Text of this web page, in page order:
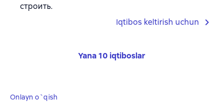
строить.
Iqtibos keltirish uchun
Yana 10 iqtiboslar
Onlayn o`qish